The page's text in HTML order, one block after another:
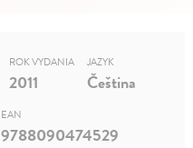
ROK VYDANIA
2011
JAZYK
Čeština
EAN
9788090474529